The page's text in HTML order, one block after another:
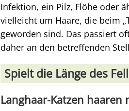
Infektion, ein Pilz, Flöhe oder
vielleicht um Haare, die beim
geworden sind. Das passiert
daher an den betreffenden
Spielt die Länge des
Langhaar-Katzen haaren